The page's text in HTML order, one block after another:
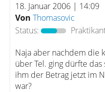
18. Januar 2006 | 14:09
Von Thomasovic
Status:
Naja aber nachdem die
über Tel. ging dürfte
ihm der Betrag jetzt im
war?